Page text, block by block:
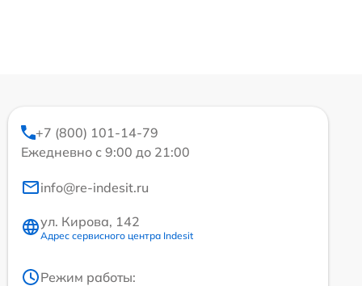
+7 (800) 101-14-79
Ежедневно с 9:00 до 21:00
info@re-indesit.ru
ул. Кирова, 142
Адрес сервисного центра Indesit
Режим работы: